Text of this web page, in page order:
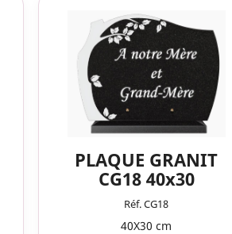
PLAQUE GRANIT
CG18 40x30
Réf. CG18
40X30 cm